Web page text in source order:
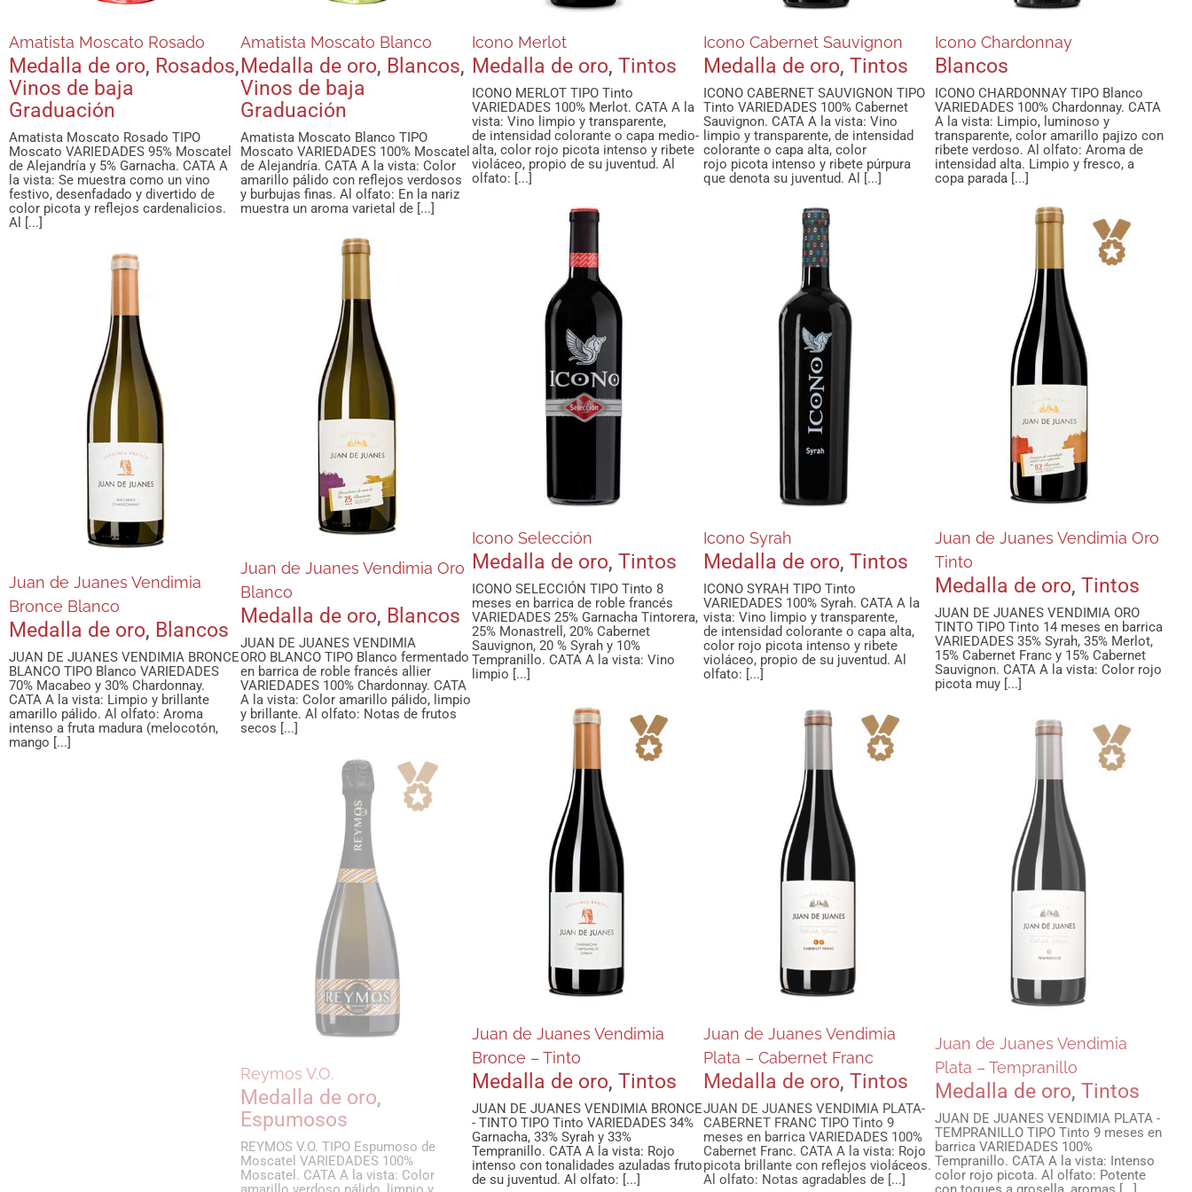
Amatista Moscato Rosado
Medalla de oro, Rosados,
Vinos de baja
Graduación
Amatista Moscato Rosado TIPO
Moscato VARIEDADES 95% Moscatel
de Alejandría y 5% Garnacha. CATA A
la vista: Se muestra como un vino
festivo, desenfadado y divertido de
color picota y reflejos cardenalicios.
Al [...]
Amatista Moscato Blanco
Medalla de oro, Blancos,
Vinos de baja
Graduación
Amatista Moscato Blanco TIPO
Moscato VARIEDADES 100% Moscatel
de Alejandría. CATA A la vista: Color
amarillo pálido con reflejos verdosos
y burbujas finas. Al olfato: En la nariz
muestra un aroma varietal de [...]
Icono Merlot
Medalla de oro, Tintos
ICONO MERLOT TIPO Tinto
VARIEDADES 100% Merlot. CATA A la
vista: Vino limpio y transparente,
de intensidad colorante o capa medio-
alta, color rojo picota intenso y ribete
violáceo, propio de su juventud. Al
olfato: [...]
Icono Cabernet Sauvignon
Medalla de oro, Tintos
ICONO CABERNET SAUVIGNON TIPO
Tinto VARIEDADES 100% Cabernet
Sauvignon. CATA A la vista: Vino
limpio y transparente, de intensidad
colorante o capa alta, color
rojo picota intenso y ribete púrpura
que denota su juventud. Al [...]
Icono Chardonnay
Blancos
ICONO CHARDONNAY TIPO Blanco
VARIEDADES 100% Chardonnay. CATA
A la vista: Limpio, luminoso y
transparente, color amarillo pajizo con
ribete verdoso. Al olfato: Aroma de
intensidad alta. Limpio y fresco, a
copa parada [...]
Icono Selección
Medalla de oro Tintos
Icono Selección
Medalla de oro, Tintos
ICONO SELECCIÓN TIPO Tinto 8
meses en barrica de roble francés
VARIEDADES 25% Garnacha Tintorera,
25% Monastrell, 20% Cabernet
Sauvignon, 20 % Syrah y 10%
Tempranillo. CATA A la vista: Vino
limpio [...]
Icono Syrah
Medalla de oro Tintos
Icono Syrah
Medalla de oro, Tintos
ICONO SYRAH TIPO Tinto
VARIEDADES 100% Syrah. CATA A la
vista: Vino limpio y transparente,
de intensidad colorante o capa alta,
color rojo picota intenso y ribete
violáceo, propio de su juventud. Al
olfato: [...]
Juan de Juanes
Vendimia Oro Tinto
Medalla de oro Tintos
Juan de Juanes Vendimia Oro
Tinto
Medalla de oro, Tintos
JUAN DE JUANES VENDIMIA ORO
TINTO TIPO Tinto 14 meses en barrica
VARIEDADES 35% Syrah, 35% Merlot,
15% Cabernet Franc y 15% Cabernet
Sauvignon. CATA A la vista: Color rojo
picota muy [...]
Juan de Juanes
Vendimia Oro
Blanco
Medalla de oro Blancos
Juan de Juanes Vendimia Oro
Blanco
Medalla de oro, Blancos
JUAN DE JUANES VENDIMIA
ORO BLANCO TIPO Blanco fermentado
en barrica de roble francés allier
VARIEDADES 100% Chardonnay. CATA
A la vista: Color amarillo pálido, limpio
y brillante. Al olfato: Notas de frutos
secos [...]
Juan de Juanes Vendimia
Bronce Blanco
Medalla de oro, Blancos
JUAN DE JUANES VENDIMIA BRONCE
BLANCO TIPO Blanco VARIEDADES
70% Macabeo y 30% Chardonnay.
CATA A la vista: Limpio y brillante
amarillo pálido. Al olfato: Aroma
intenso a fruta madura (melocotón,
mango [...]
Juan de Juanes
Vendimia Bronce –
Tinto
Medalla de oro Tintos
Juan de Juanes Vendimia
Bronce – Tinto
Medalla de oro, Tintos
JUAN DE JUANES VENDIMIA BRONCE
- TINTO TIPO Tinto VARIEDADES 34%
Garnacha, 33% Syrah y 33%
Tempranillo. CATA A la vista: Rojo
intenso con tonalidades azuladas fruto
de su juventud. Al olfato: [...]
Juan de Juanes
Vendimia Plata –
Cabernet Franc
Medalla de oro
Juan de Juanes Vendimia
Plata – Cabernet Franc
Medalla de oro, Tintos
JUAN DE JUANES VENDIMIA PLATA-
CABERNET FRANC TIPO Tinto 9
meses en barrica VARIEDADES 100%
Cabernet Franc. CATA A la vista: Rojo
picota brillante con reflejos violáceos.
Al olfato: Notas agradables de [...]
Juan de Juanes
Vendimia Plata –
Tempranillo
Medalla de oro Tintos
Juan de Juanes Vendimia
Plata – Tempranillo
Medalla de oro, Tintos
JUAN DE JUANES VENDIMIA PLATA -
TEMPRANILLO TIPO Tinto 9 meses en
barrica VARIEDADES 100%
Tempranillo. CATA A la vista: Intenso
color rojo picota. Al olfato: Potente
Reymos V.O.
Medalla de oro,
Espumosos
REYMOS V.O. TIPO Espumoso de
Moscatel VARIEDADES 100%
Moscatel. CATA A la vista: Color